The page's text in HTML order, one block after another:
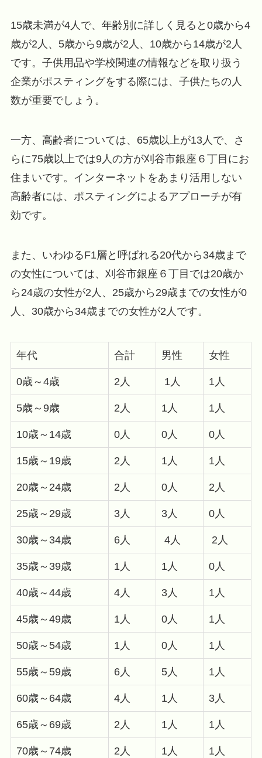
15歳未満が4人で、年齢別に詳しく見ると0歳から4
歳が2人、5歳から9歳が2人、10歳から14歳が2人
です。子供用品や学校関連の情報などを取り扱う
企業がポスティングをする際には、子供たちの人
数が重要でしょう。
一方、高齢者については、65歳以上が13人で、さ
らに75歳以上では9人の方が刈谷市銀座６丁目にお
住まいです。インターネットをあまり活用しない
高齢者には、ポスティングによるアプローチが有
効です。
また、いわゆるF1層と呼ばれる20代から34歳まで
の女性については、刈谷市銀座６丁目では20歳か
ら24歳の女性が2人、25歳から29歳までの女性が0
人、30歳から34歳までの女性が2人です。
年代 合計 男性 女性
0歳～4歳 2人 1人 1人
5歳～9歳 2人 1人 1人
10歳～14歳 0人 0人 0人
15歳～19歳 2人 1人 1人
20歳～24歳 2人 0人 2人
25歳～29歳 3人 3人 0人
30歳～34歳 6人 4人 2人
35歳～39歳 1人 1人 0人
40歳～44歳 4人 3人 1人
45歳～49歳 1人 0人 1人
50歳～54歳 1人 0人 1人
55歳～59歳 6人 5人 1人
60歳～64歳 4人 1人 3人
65歳～69歳 2人 1人 1人
70歳～74歳 2人 1人 1人